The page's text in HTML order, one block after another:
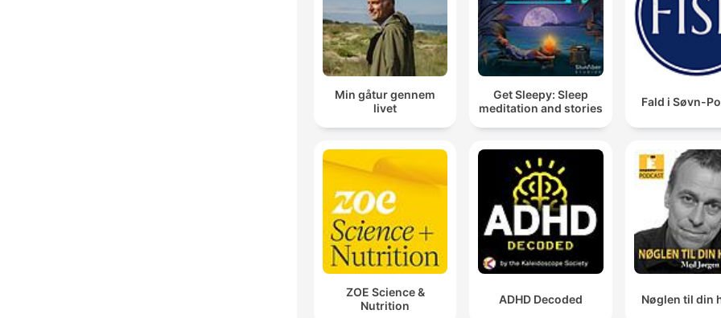
Min gåtur gennem
livet
Get Sleepy: Sleep
meditation and stories
Fald i Søvn-
ZOE Science &
Nutrition
ADHD Decoded Nøglen til din